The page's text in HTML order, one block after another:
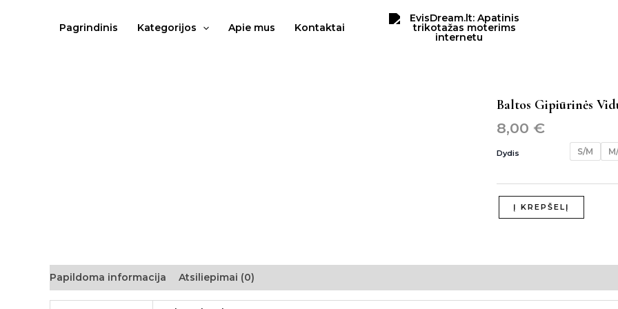
Pagrindinis Kategorijos Apie mus Kontaktai
Baltos Gipiūrinės
8,00 €
Dydis S/M
produkto
baltos
vidutinio
klasikinės
kelnaitės
Į KREPŠELĮ
Papildoma informacija Atsiliepimai (0)